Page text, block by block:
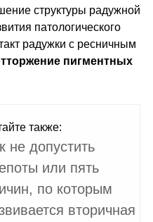
структуры радужной
патологического
радужки с ресничным
пигментных
также:
не допустить
или пять
по которым
вторичная